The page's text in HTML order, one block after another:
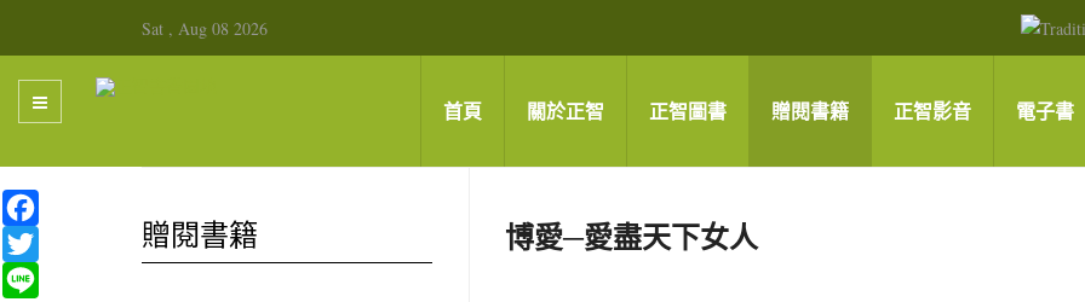
Sat , Aug 08 2026
首頁 關於正智 正智圖書 贈閱書籍 正智影音 電子書
博愛─愛盡天下女人
贈閱書籍